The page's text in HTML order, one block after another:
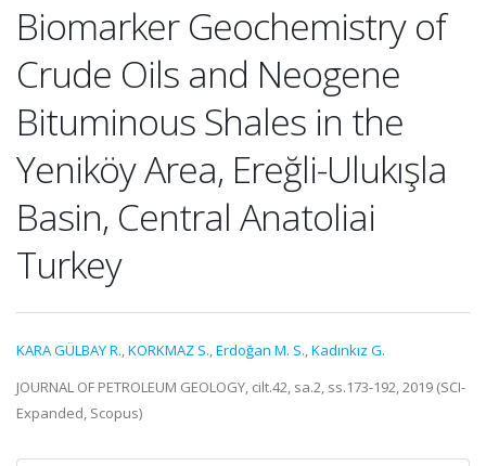
Biomarker Geochemistry of
Crude Oils and Neogene
Bituminous Shales in the
Yeniköy Area, Ereğli-Ulukışla
Basin, Central Anatoliai
Turkey
KARA GÜLBAY R.,KORKMAZ S.,Erdoğan M. S.,Kadınkız G.
JOURNAL OF PETROLEUM GEOLOGY, cilt.42, sa.2, ss.173-192, 2019 (SCI-
Expanded, Scopus)